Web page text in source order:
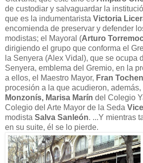
de custodiar y salvaguardar la
que es la indumentarista Victoria
encomienda de preservar y defender
modistas; el Mayoral (Arturo
dirigiendo el grupo que conforma el
la Senyera (Alex Vidal), que se ocupa
Senyera, emblema del Gremio, en la
a ellos, el Maestro Mayor, Fran
procesión a la que acudieron, además,
Monzonís, Marisa Marín del Colegio
Colegio del Arte Mayor de la Seda
modista Salva Sanleón. ...Y mientras
en su suite, él se lo pierde.